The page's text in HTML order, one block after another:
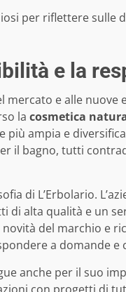
per riflettere sulle
e la
e alle nuove
la cosmetica
ampia e
il bagno, tutti
di L’Erbolario.
alta qualità e un
del marchio e
a domande e
anche per il suo